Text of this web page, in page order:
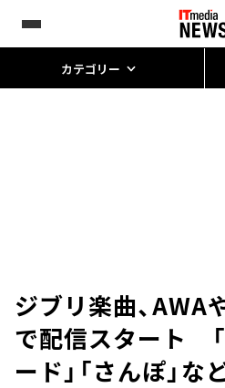
カテゴリー
ジブリ楽曲、
で配信スタート
ード」「さんぽ」